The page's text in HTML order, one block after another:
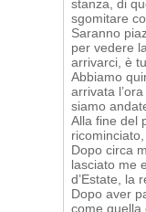
stanza, di
sgomitare
Saranno
per vedere
arrivarci, è
Abbiamo
arrivata
siamo
Alla fine del
ricominciato,
Dopo circa
lasciato me
d’Estate, la
Dopo aver
come quella